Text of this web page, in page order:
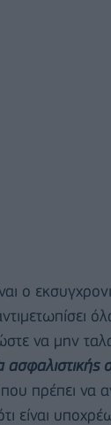
ο
να μην
ασφαλιστικής
πρέπει να
είναι